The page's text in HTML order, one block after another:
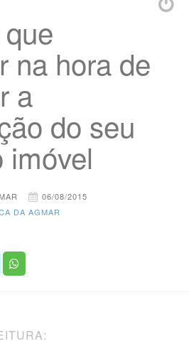
na hora de
a
do seu
imóvel
06/08/2015
DA AGMAR